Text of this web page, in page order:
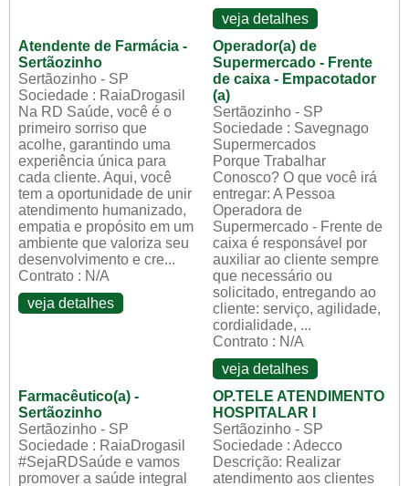
veja detalhes
Atendente de Farmácia -
Sertãozinho
Sertãozinho - SP
Sociedade : RaiaDrogasil
Na RD Saúde, você é o
primeiro sorriso que
acolhe, garantindo uma
experiência única para
cada cliente. Aqui, você
tem a oportunidade de unir
atendimento humanizado,
empatia e propósito em um
ambiente que valoriza seu
desenvolvimento e cre...
Contrato : N/A
veja detalhes
Operador(a) de
Supermercado - Frente
de caixa - Empacotador
(a)
Sertãozinho - SP
Sociedade : Savegnago
Supermercados
Porque Trabalhar
Conosco? O que você irá
entregar: A Pessoa
Operadora de
Supermercado - Frente de
caixa é responsável por
auxiliar ao cliente sempre
que necessário ou
solicitado, entregando ao
cliente: serviço, agilidade,
cordialidade, ...
Contrato : N/A
veja detalhes
Farmacêutico(a) -
Sertãozinho
Sertãozinho - SP
Sociedade : RaiaDrogasil
#SejaRDSaúde e vamos
promover a saúde integral
OP.TELE ATENDIMENTO
HOSPITALAR I
Sertãozinho - SP
Sociedade : Adecco
Descrição: Realizar
atendimento aos clientes